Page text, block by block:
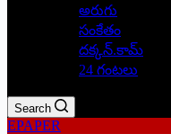
అరుగు
సంకేతం
దక్కన్.కామ్
24 గంటలు
Search
EPAPER